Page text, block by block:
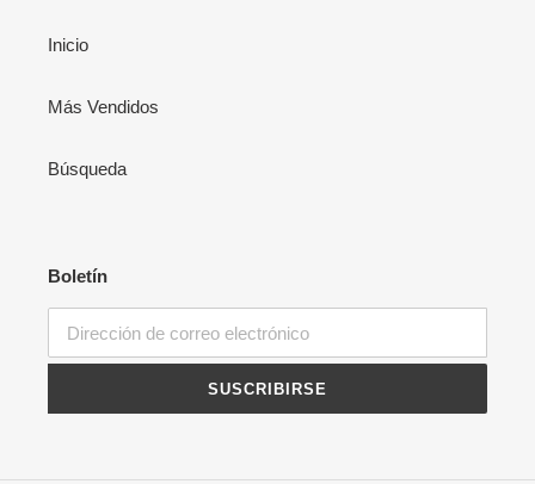
Inicio
Más Vendidos
Búsqueda
Boletín
SUSCRIBIRSE